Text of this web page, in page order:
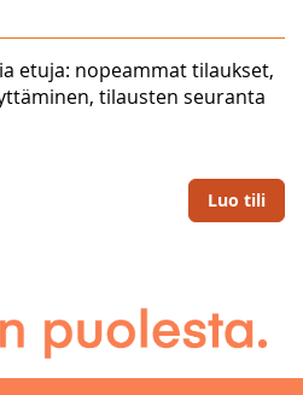
etuja: nopeammat tilaukset,
tilausten seuranta
Luo tili